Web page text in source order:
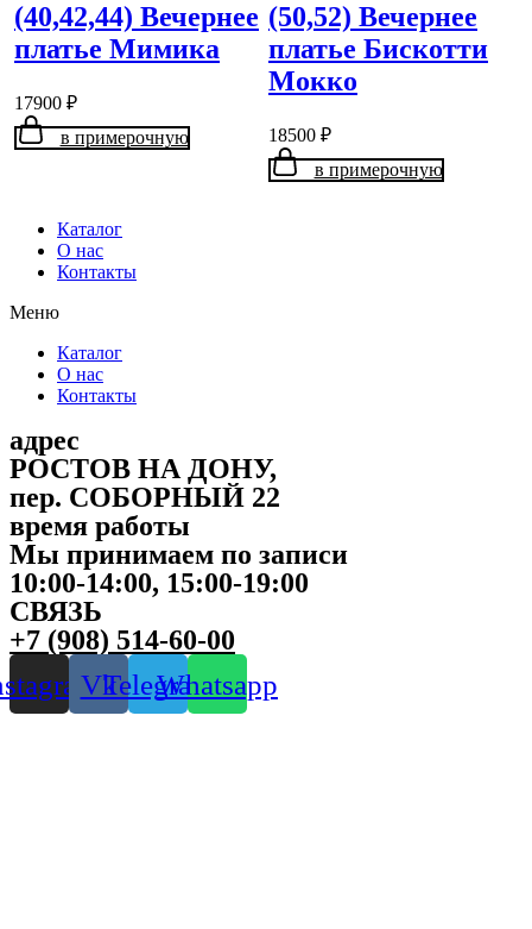
(40,42,44) Вечернее
платье Мимика
17900 ₽
в примерочную
(50,52) Вечернее
платье Бискотти
Мокко
18500 ₽
в примерочную
Каталог
О нас
Контакты
Меню
Каталог
О нас
Контакты
адрес
РОСТОВ НА ДОНУ,
пер. СОБОРНЫЙ 22
время работы
Мы принимаем по записи
10:00-14:00, 15:00-19:00
СВЯЗЬ
+7 (908) 514-60-00
VkTelegramWhatsapp